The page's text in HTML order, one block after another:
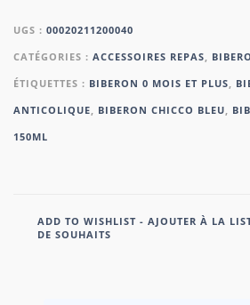
UGS : 00020211200040
CATÉGORIES : ACCESSOIRES REPAS
ÉTIQUETTES : BIBERON 0 MOIS ET PLUS
ANTICOLIQUE
BIBERON CHICCO BLEU
150ML
ADD TO WISHLIST - AJOUTER À LA
DE SOUHAITS